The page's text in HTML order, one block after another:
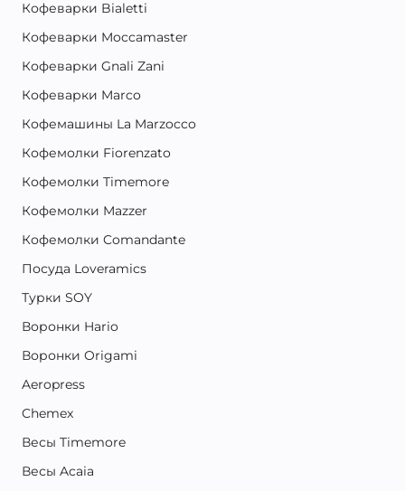
Кофеварки Bialetti
Кофеварки Moccamaster
Кофеварки Gnali Zani
Кофеварки Marco
Кофемашины La Marzocco
Кофемолки Fiorenzato
Кофемолки Timemore
Кофемолки Mazzer
Кофемолки Comandante
Посуда Loveramics
Турки SOY
Воронки Hario
Воронки Origami
Aeropress
Chemex
Весы Timemore
Весы Acaia